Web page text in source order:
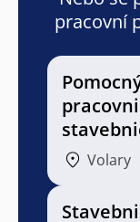
pracovní
Volary